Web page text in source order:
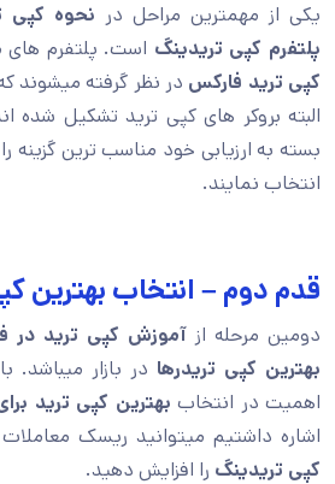
یکی از مهمترین مراحل در نحوه کپی
پلتفرم کپی تریدینگ است. پلتفرم های
کپی ترید فارکس در نظر گرفته میشوند
البته بروکر های کپی ترید تشکیل شده
بسته به ارزیابی خود مناسب ترین گزینه
انتخاب نمایند.
قدم دوم – انتخاب بهترین
دومین مرحله از آموزش کپی ترید در
بهترین کپی تریدرها در بازار میباشد.
اهمیت در انتخاب بهترین کپی ترید
اشاره داشتیم میتوانید ریسک
کپی تریدینگ را افزایش دهید.